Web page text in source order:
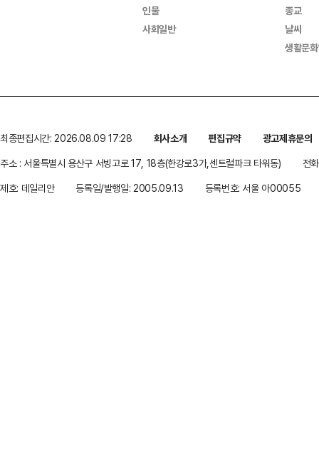
인물
사회일반
종교
날씨
생활문
최종편집시간: 2026.08.09 17:28 회사소개 편집규약
광고제휴문의
주소 : 서울특별시 용산구 서빙고로 17, 18층(한강로3가,센트럴파크 타워동)
전
제호: 데일리안
등록일/발행일: 2005.09.13 등록번호: 서울 아00055